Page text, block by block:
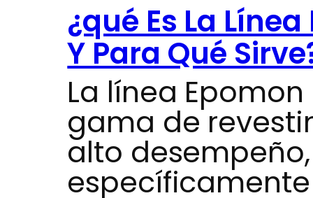
¿qué Es La
Y Para Qué
La línea
gama de
alto